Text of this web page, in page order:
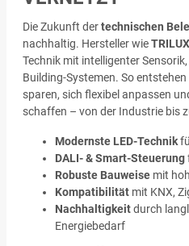
Die Zukunft dertechnischen
nachhaltig. Hersteller wieTRILUX
Technik mit intelligenter
Building-Systemen. So
sparen, sich flexibel anpassen
schaffen – von der Industrie bis
Modernste LED-Technik
DALI- & Smart-Steuerung
Robuste Bauweise mit
Kompatibilität mit KNX,
Nachhaltigkeitdurch
Energiebedarf